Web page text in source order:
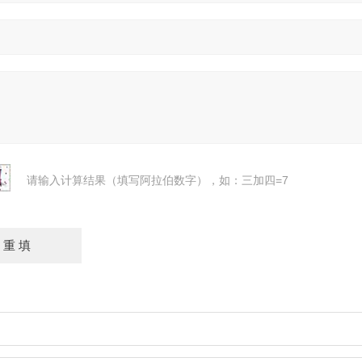
请输入计算结果（填写阿拉伯数字），如：三加四=7